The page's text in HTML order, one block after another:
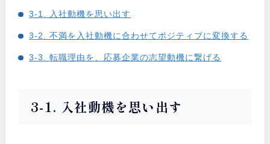
3-1. 入社動機を思い出す
3-2. 不満を入社動機に合わせてポジティブに変換する
3-3. 転職理由を、応募企業の志望動機に繋げる
3-1. 入社動機を思い出す